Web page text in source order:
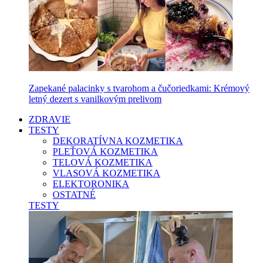
Zapekané palacinky s tvarohom a čučoriedkami: Krémový
letný dezert s vanilkovým prelivom
ZDRAVIE
TESTY
DEKORATÍVNA KOZMETIKA
PLEŤOVÁ KOZMETIKA
TELOVÁ KOZMETIKA
VLASOVÁ KOZMETIKA
ELEKTORONIKA
OSTATNÉ
TESTY